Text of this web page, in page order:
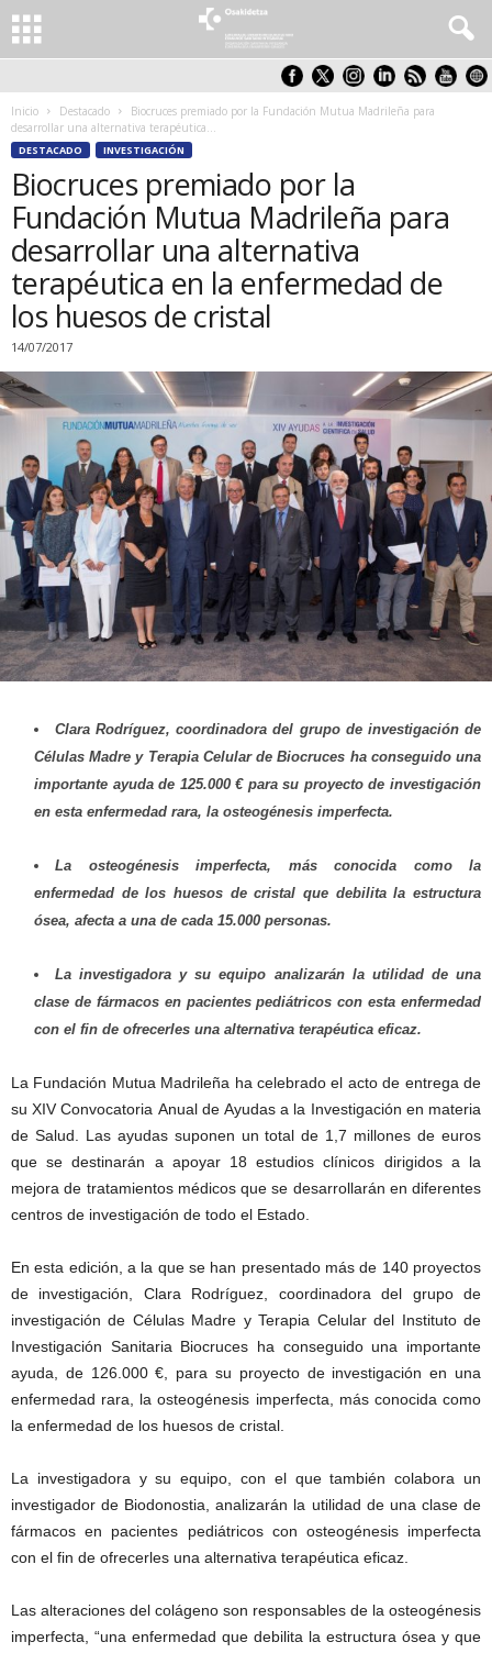
Inicio Destacado
Biocruces premiado por la Fundación Mutua Madrileña para
desarrollar una alternativa terapéutica...
DESTACADO INVESTIGACIÓN
Biocruces premiado por la
Fundación Mutua Madrileña para
desarrollar una alternativa
terapéutica en la enfermedad de
los huesos de cristal
14/07/2017
Clara Rodríguez, coordinadora del grupo de investigación de
Células Madre y Terapia Celular de Biocruces ha conseguido una
importante ayuda de 125.000 € para su proyecto de investigación
en esta enfermedad rara, la osteogénesis imperfecta.
La osteogénesis imperfecta, más conocida como la
enfermedad de los huesos de cristal que debilita la estructura
ósea, afecta a una de cada 15.000 personas.
La investigadora y su equipo analizarán la utilidad de una
clase de fármacos en pacientes pediátricos con esta enfermedad
con el fin de ofrecerles una alternativa terapéutica eficaz.
La Fundación Mutua Madrileña ha celebrado el acto de entrega de
su XIV Convocatoria Anual de Ayudas a la Investigación en materia
de Salud. Las ayudas suponen un total de 1,7 millones de euros
que se destinarán a apoyar 18 estudios clínicos dirigidos a la
mejora de tratamientos médicos que se desarrollarán en diferentes
centros de investigación de todo el Estado.
En esta edición, a la que se han presentado más de 140 proyectos
de investigación, Clara Rodríguez, coordinadora del grupo de
investigación de Células Madre y Terapia Celular del Instituto de
Investigación Sanitaria Biocruces ha conseguido una importante
ayuda, de 126.000 €, para su proyecto de investigación en una
enfermedad rara, la osteogénesis imperfecta, más conocida como
la enfermedad de los huesos de cristal.
La investigadora y su equipo, con el que también colabora un
investigador de Biodonostia, analizarán la utilidad de una clase de
fármacos en pacientes pediátricos con osteogénesis imperfecta
con el fin de ofrecerles una alternativa terapéutica eficaz.
Las alteraciones del colágeno son responsables de la osteogénesis
imperfecta, “una enfermedad que debilita la estructura ósea y que